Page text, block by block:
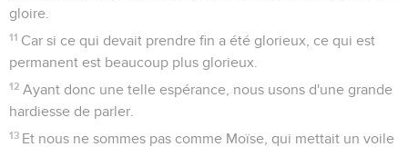
gloire.
11 Car si ce qui devait prendre fin a été glorieux, ce qui est
permanent est beaucoup plus glorieux.
12 Ayant donc une telle espérance, nous usons d'une grande
hardiesse de parler.
13 Et nous ne sommes pas comme Moïse, qui mettait un voile